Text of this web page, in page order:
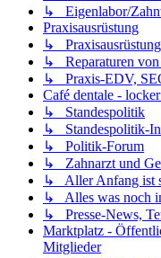
↳ Eigenlabor/
Praxisausrüstung
↳ Praxisausrüstung
↳ Reparaturen von
↳ Praxis-EDV,
Café dentale -
↳ Standespolitik
↳ Standespolitik-
↳ Politik-Forum
↳ Zahnarzt und
↳ Aller Anfang ist
↳ Alles was noch
↳ Presse-News,
Marktplatz -
Mitglieder